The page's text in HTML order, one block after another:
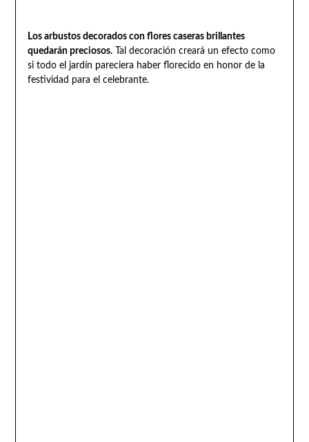
Los arbustos decorados con flores caseras brillantes
quedarán preciosos.Tal decoración creará un efecto como
si todo el jardín pareciera haber florecido en honor de la
festividad para el celebrante.